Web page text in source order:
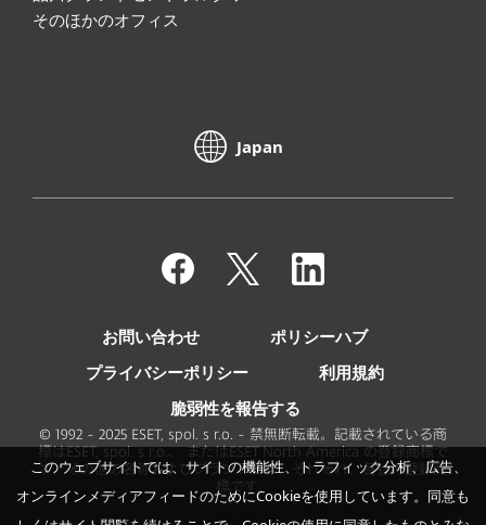
そのほかのオフィス
Japan
お問い合わせ
ポリシーハブ
プライバシーポリシー
利用規約
脆弱性を報告する
© 1992 - 2025 ESET, spol. s r.o. - 禁無断転載。記載されている商
標はESET, spol. s r.o.、 またはESET North America の登録商標で
す。その他の名称およびブランド名は、それぞれ、各社の登録商
標です。
このウェブサイトでは、サイトの機能性、トラフィック分析、広告、
オンラインメディアフィードのためにCookieを使用しています。同意も